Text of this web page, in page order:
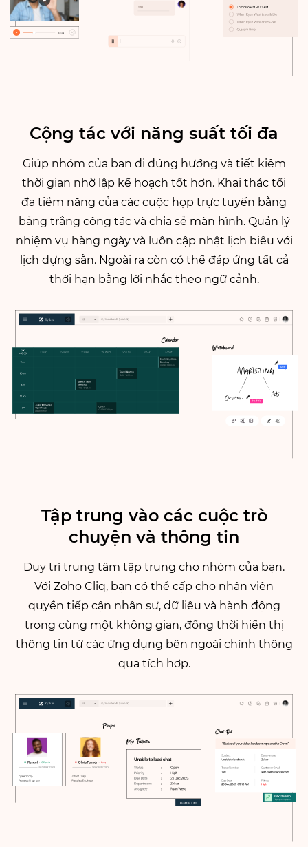
Cộng tác với năng suất tối đa
Giúp nhóm của bạn đi đúng hướng và tiết kiệm
thời gian nhờ lập kế hoạch tốt hơn. Khai thác tối
đa tiềm năng của các cuộc họp trực tuyến bằng
bảng trắng cộng tác và chia sẻ màn hình. Quản lý
nhiệm vụ hàng ngày và luôn cập nhật lịch biểu với
lịch dựng sẵn. Ngoài ra còn có thể đáp ứng tất cả
thời hạn bằng lời nhắc theo ngữ cảnh.
Tập trung vào các cuộc trò
chuyện và thông tin
Duy trì trung tâm tập trung cho nhóm của bạn.
Với Zoho Cliq, bạn có thể cấp cho nhân viên
quyền tiếp cận nhân sự, dữ liệu và hành động
trong cùng một không gian, đồng thời hiển thị
thông tin từ các ứng dụng bên ngoài chính thông
qua tích hợp.